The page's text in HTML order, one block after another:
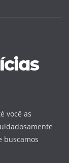
você as
buscamos